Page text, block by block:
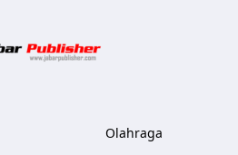
Olahraga